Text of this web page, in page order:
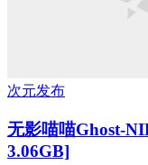
次元发布
无影喵喵Ghost-
3.06GB]